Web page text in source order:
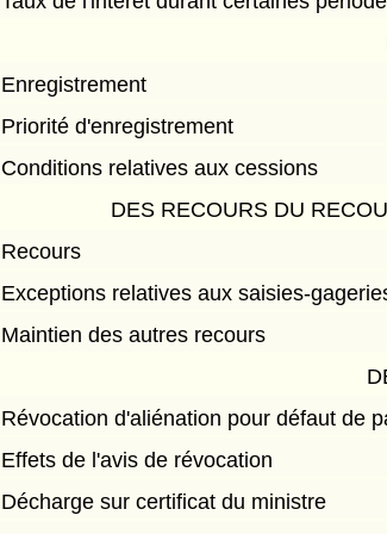
Enregistrement
Priorité d'enregistrement
Conditions relatives aux cessions
DES RECOURS DU
Recours
Exceptions relatives aux saisies-
Maintien des autres recours
Révocation d'aliénation pour défaut de
Effets de l'avis de révocation
Décharge sur certificat du ministre